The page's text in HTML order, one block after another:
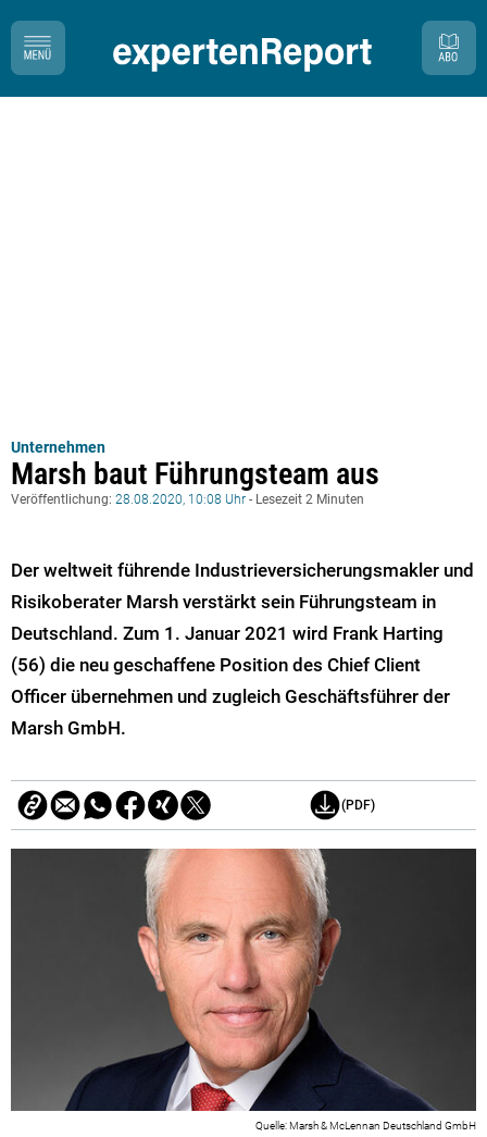
Unternehmen
Marsh baut Führungsteam aus
Veröffentlichung: 28.08.2020, 10:08 Uhr - Lesezeit 2 Minuten
Der weltweit führende Industrieversicherungsmakler und
Risikoberater Marsh verstärkt sein Führungsteam in
Deutschland. Zum 1. Januar 2021 wird Frank Harting
(56) die neu geschaffene Position des Chief Client
Officer übernehmen und zugleich Geschäftsführer der
Marsh GmbH.
(PDF)
Marsh & McLennan Deutschland GmbH